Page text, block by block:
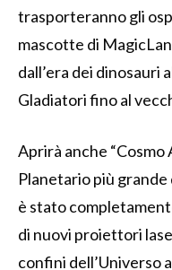
trasporteranno gli
mascotte di
dall’era dei dinosauri
Gladiatori fino al
Aprirà anche “Cosmo
Planetario più grande
è stato
di nuovi proiettori
confini dell’Universo